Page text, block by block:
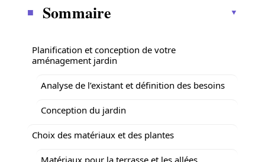
Sommaire
Planification et conception de votre
aménagement jardin
Analyse de l’existant et définition des besoins
Conception du jardin
Choix des matériaux et des plantes
Matériaux pour la terrasse et les allées